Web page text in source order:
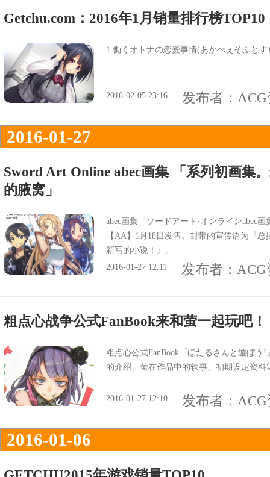
Getchu.com：2016年1月销量排行榜TOP10
1.働くオトナの恋愛事情(あかべぇそふとす
2016-02-05 23:16 发布者：
2016-01-27
Sword Art Online abec画集 「系列初画集
的腋窝」
abec画集「ソードアート·オンラインabec
【AA】1月18日发售。封带的宣传语为『
新写的小说！』。
2016-01-27 12:11
发布者：
粗点心战争公式FanBook来和萤一起玩吧
粗点心公式FanBook「ほたるさんと遊ぼう
的介绍、萤在作品中的轶事、初期设定资料
2016-01-27 12:10 发布者：
2016-01-06